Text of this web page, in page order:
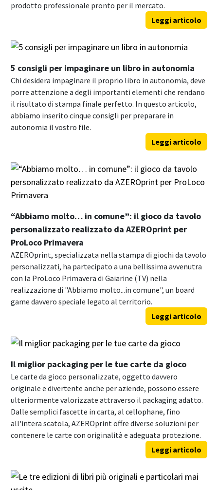
prodotto professionale pronto per il mercato.
Leggi articolo
5 consigli per impaginare un libro in autonomia
Chi desidera impaginare il proprio libro in autonomia, deve
porre attenzione a degli importanti elementi che rendano
il risultato di stampa finale perfetto. In questo articolo,
abbiamo inserito cinque consigli per preparare in
autonomia il vostro file.
Leggi articolo
“Abbiamo molto… in comune”: il gioco da tavolo
personalizzato realizzato da AZEROprint per
ProLoco Primavera
AZEROprint, specializzata nella stampa di giochi da tavolo
personalizzati, ha partecipato a una bellissima avvenutra
con la ProLoco Primavera di Gaiarine (TV) nella
realizzazione di "Abbiamo molto...in comune", un board
game davvero speciale legato al territorio.
Leggi articolo
Il miglior packaging per le tue carte da gioco
Le carte da gioco personalizzate, oggetto davvero
originale e divertente anche per aziende, possono essere
ulteriormente valorizzate attraverso il packaging adatto.
Dalle semplici fascette in carta, al cellophane, fino
all'intera scatola, AZEROprint offre diverse soluzioni per
contenere le carte con originalità e adeguata protezione.
Leggi articolo